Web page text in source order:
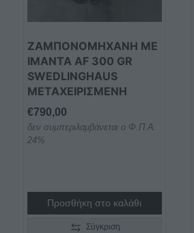
ΖΑΜΠΟΝΟΜΗΧΑΝΗ ME
IMANTA AF 300 GR
SWEDLINGHAUS
ΜΕΤΑΧΕΙΡΙΣΜΕΝΗ
€790,00
δεν συμπεριλαμβάνεται ο Φ.Π.Α.
24%
Προσθήκη στο καλάθι
Σύγκριση